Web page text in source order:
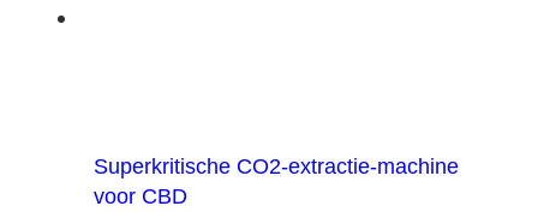
Superkritische CO2-extractie-machine
voor CBD